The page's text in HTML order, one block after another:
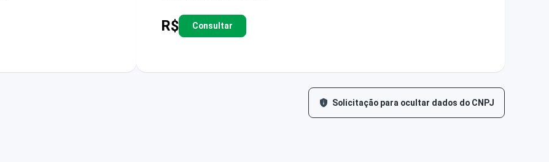
R$ Consultar
Solicitação para ocultar dados do CNPJ